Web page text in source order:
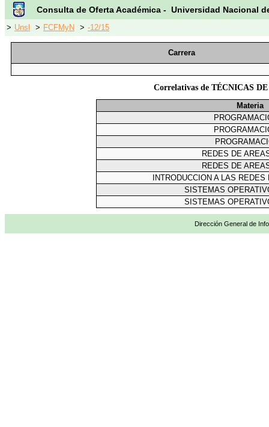
Consulta de Oferta Académica - Universidad Nacional
> Unsl > FCFMyN > -12/15
Carrera
Correlativas de TÉCNICAS
Materia
REDES DE
REDES DE
INTRODUCCION A LAS
SISTEMAS
SISTEMAS
Dirección General de